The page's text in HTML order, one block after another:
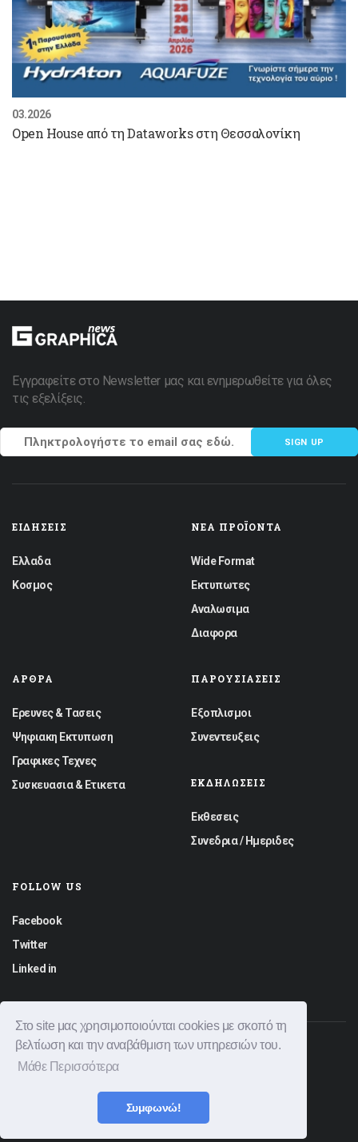
Στο site μας χρησιμοποιούνται cookies με σκοπό τη
βελτίωση και την αναβάθμιση των υπηρεσιών του.
Μάθε Περισσότερα
Συμφωνώ!
03.2026
Open House από τη Dataworks στη Θεσσαλονίκη
Εγγραφείτε στο Newsletter μας και ενημερωθείτε για όλες
τις εξελίξεις.
SIGN UP
ΕΙΔΉΣΕΙΣ
Ελλαδα
Κοσμος
ΝΈΑ ΠΡΟΪΌΝΤΑ
Wide Format
Εκτυπωτες
Αναλωσιμα
Διαφορα
ΆΡΘΡΑ
Ερευνες & Τασεις
Ψηφιακη Εκτυπωση
Γραφικες Τεχνες
Συσκευασια & Ετικετα
ΠΑΡΟΥΣΙΆΣΕΙΣ
Εξοπλισμοι
Συνεντευξεις
ΕΚΔΗΛΏΣΕΙΣ
Εκθεσεις
Συνεδρια / Ημεριδες
FOLLOW US
Facebook
Twitter
Linked in
Πολιτική Απορρήτου
Bitamin